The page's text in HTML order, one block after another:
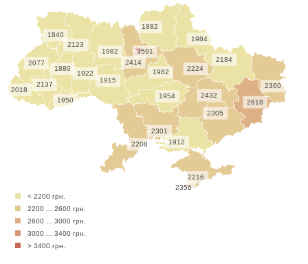
1915
1840
2432
2618
1982
2018
2305
2137
2414
1954
2360
2077
2301
2208
2224
2123
1984
1880
2184
1912
1922 1982
1950
1882
3591
2216
2356
< 2200 грн.
2200 ... 2600 грн.
2600 ... 3000 грн.
3000 ... 3400 грн.
> 3400 грн.